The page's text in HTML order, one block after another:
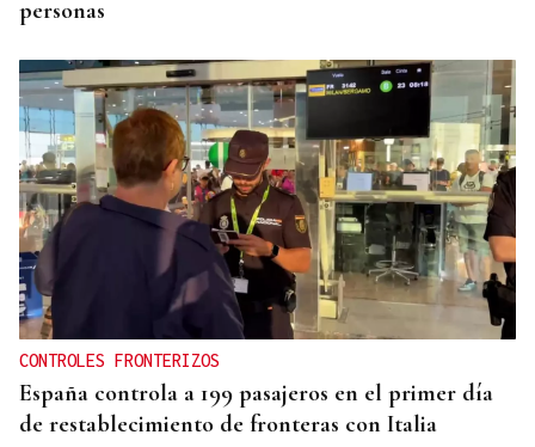
personas
CONTROLES FRONTERIZOS
España controla a 199 pasajeros en el primer día
de restablecimiento de fronteras con Italia